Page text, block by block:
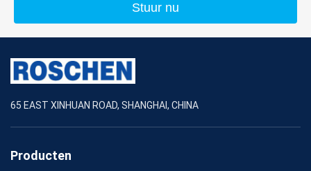
Stuur nu
65 EAST XINHUAN ROAD, SHANGHAI, CHINA
Producten